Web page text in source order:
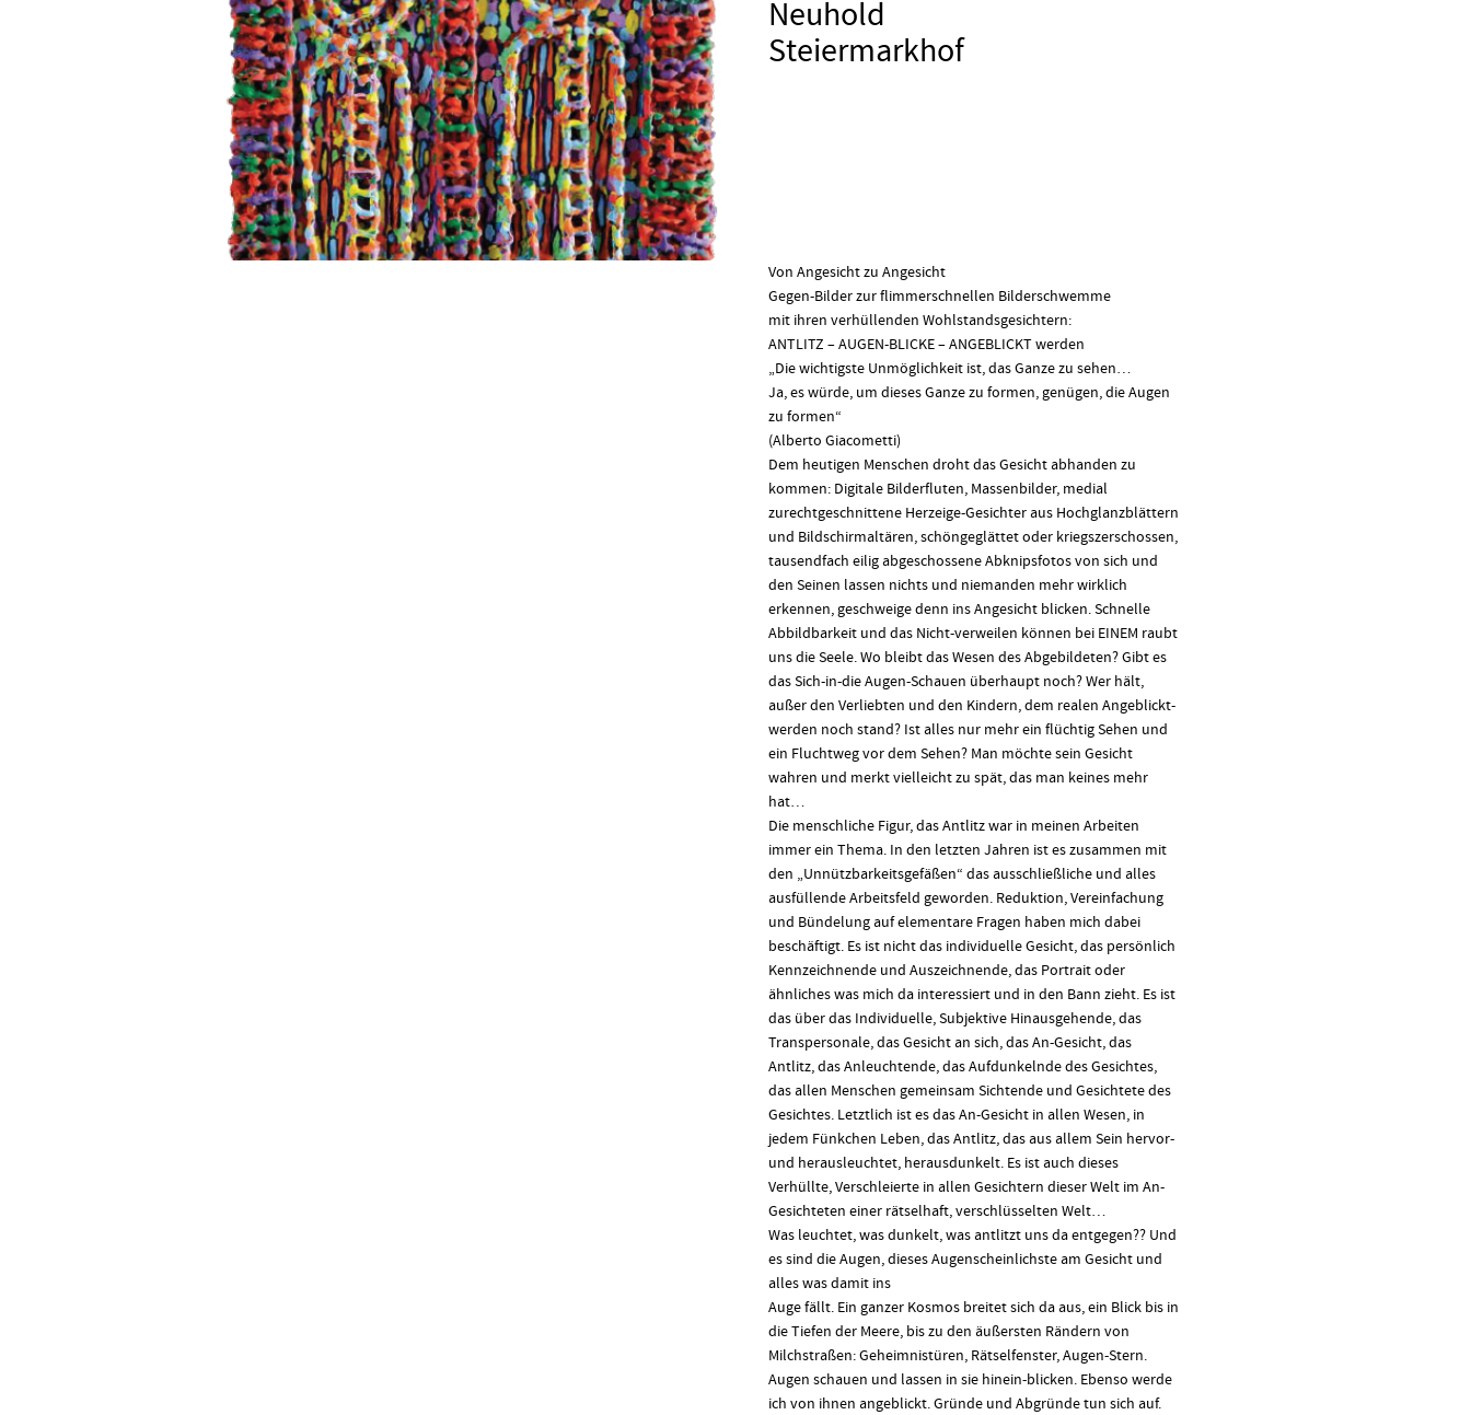
Neuhold
Steiermarkhof
Von Angesicht zu Angesicht
Gegen-Bilder zur flimmerschnellen Bilderschwemme
mit ihren verhüllenden Wohlstandsgesichtern:
ANTLITZ – AUGEN-BLICKE – ANGEBLICKT werden
„Die wichtigste Unmöglichkeit ist, das Ganze zu sehen…
Ja, es würde, um dieses Ganze zu formen, genügen, die Augen
zu formen“
(Alberto Giacometti)
Dem heutigen Menschen droht das Gesicht abhanden zu
kommen: Digitale Bilderfluten, Massenbilder, medial
zurechtgeschnittene Herzeige-Gesichter aus Hochglanzblättern
und Bildschirmaltären, schöngeglättet oder kriegszerschossen,
tausendfach eilig abgeschossene Abknipsfotos von sich und
den Seinen lassen nichts und niemanden mehr wirklich
erkennen, geschweige denn ins Angesicht blicken. Schnelle
Abbildbarkeit und das Nicht-verweilen können bei EINEM raubt
uns die Seele. Wo bleibt das Wesen des Abgebildeten? Gibt es
das Sich-in-die Augen-Schauen überhaupt noch? Wer hält,
außer den Verliebten und den Kindern, dem realen Angeblickt-
werden noch stand? Ist alles nur mehr ein flüchtig Sehen und
ein Fluchtweg vor dem Sehen? Man möchte sein Gesicht
wahren und merkt vielleicht zu spät, das man keines mehr
hat…
Die menschliche Figur, das Antlitz war in meinen Arbeiten
immer ein Thema. In den letzten Jahren ist es zusammen mit
den „Unnützbarkeitsgefäßen“ das ausschließliche und alles
ausfüllende Arbeitsfeld geworden. Reduktion, Vereinfachung
und Bündelung auf elementare Fragen haben mich dabei
beschäftigt. Es ist nicht das individuelle Gesicht, das persönlich
Kennzeichnende und Auszeichnende, das Portrait oder
ähnliches was mich da interessiert und in den Bann zieht. Es ist
das über das Individuelle, Subjektive Hinausgehende, das
Transpersonale, das Gesicht an sich, das An-Gesicht, das
Antlitz, das Anleuchtende, das Aufdunkelnde des Gesichtes,
das allen Menschen gemeinsam Sichtende und Gesichtete des
Gesichtes. Letztlich ist es das An-Gesicht in allen Wesen, in
jedem Fünkchen Leben, das Antlitz, das aus allem Sein hervor-
und herausleuchtet, herausdunkelt. Es ist auch dieses
Verhüllte, Verschleierte in allen Gesichtern dieser Welt im An-
Gesichteten einer rätselhaft, verschlüsselten Welt…
Was leuchtet, was dunkelt, was antlitzt uns da entgegen?? Und
es sind die Augen, dieses Augenscheinlichste am Gesicht und
alles was damit ins
Auge fällt. Ein ganzer Kosmos breitet sich da aus, ein Blick bis in
die Tiefen der Meere, bis zu den äußersten Rändern von
Milchstraßen: Geheimnistüren, Rätselfenster, Augen-Stern.
Augen schauen und lassen in sie hinein-blicken. Ebenso werde
ich von ihnen angeblickt. Gründe und Abgründe tun sich auf.